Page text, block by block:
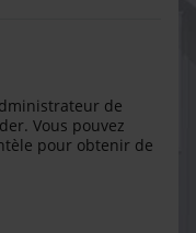
de
Vous pouvez
pour obtenir de